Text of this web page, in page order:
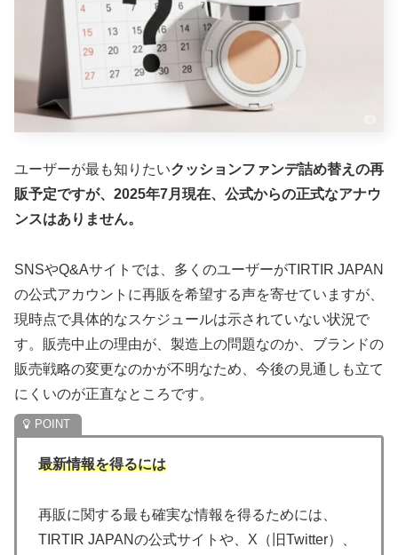
ユーザーが最も知りたいクッションファンデ詰め替えの再
販予定ですが、2025年7月現在、公式からの正式なアナウ
ンスはありません。
SNSやQ&Aサイトでは、多くのユーザーがTIRTIR JAPAN
の公式アカウントに再販を希望する声を寄せていますが、
現時点で具体的なスケジュールは示されていない状況で
す。販売中止の理由が、製造上の問題なのか、ブランドの
販売戦略の変更なのかが不明なため、今後の見通しも立て
にくいのが正直なところです。
最新情報を得るには
再販に関する最も確実な情報を得るためには、
TIRTIR JAPANの公式サイトや、X（旧Twitter）、